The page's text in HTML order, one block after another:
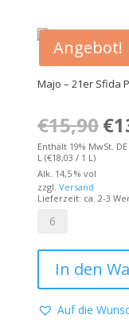
0,75l
Menge
Angebot!
Majo – 21er Sfida
€15,90
Preis
€
Enthält 19% MwSt. DE
L (€18,03 / 1 L)
Alk. 14,5 % vol
zzgl. Versand
Lieferzeit: ca. 2-3
Majo
-
21er
Sfida
Primitivo
In den
Auf die